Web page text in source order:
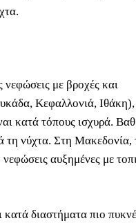
νεφώσεις με βροχές και
Κεφαλλονιά,
κατά τόπους ισχυρά.
τη νύχτα. Στη Μακεδονία,
αυξημένες με
διαστήματα πιο